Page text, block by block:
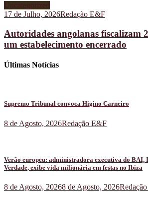
Uncategorized
17 de Julho, 2026Redação E&F
Autoridades angolanas fiscalizam
um estabelecimento encerrado
Últimas Notícias
Supremo Tribunal convoca Higino Carneiro
8 de Agosto, 2026Redação E&F
Verão europeu: administradora executiva do BAI,
Verdade, exibe vida milionária em festas no Ibiza
8 de Agosto, 20268 de Agosto, 2026